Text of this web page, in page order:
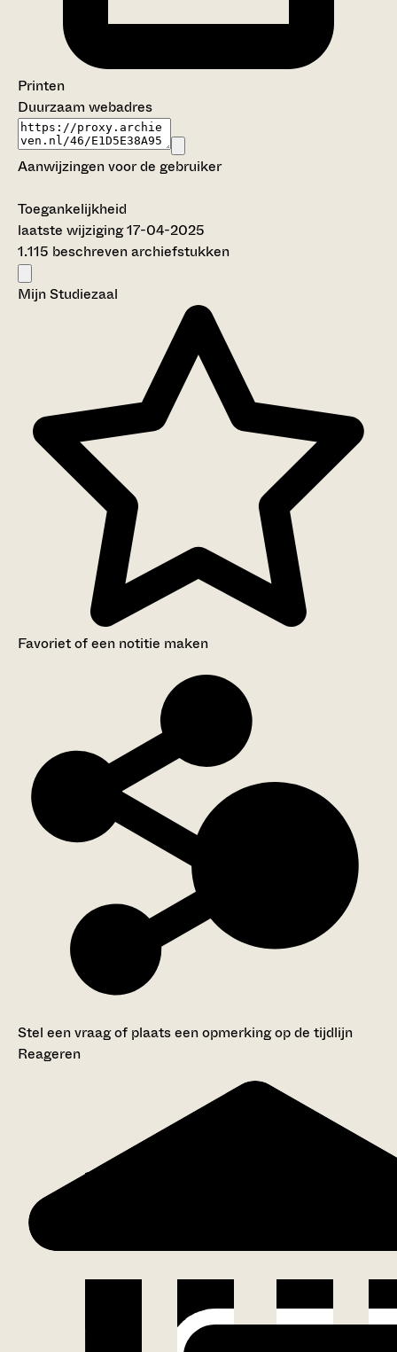
Printen
Duurzaam webadres
Aanwijzingen voor de gebruiker
Toegankelijkheid
laatste wijziging 17-04-2025
1.115 beschreven archiefstukken
Mijn Studiezaal
Favoriet of een notitie maken
Stel een vraag of plaats een opmerking op de tijdlijn
Reageren